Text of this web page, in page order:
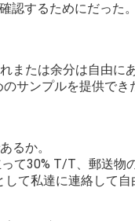
認するためにだった
または余分は自由にあ
サンプルを提供でき
るか。
て30% T/T、郵送物
て私達に連絡して自